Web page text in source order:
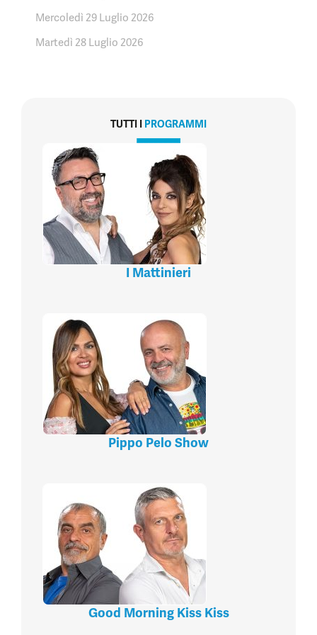
Mercoledì 29 Luglio 2026
Martedì 28 Luglio 2026
TUTTI I PROGRAMMI
I Mattinieri
Pippo Pelo Show
Good Morning Kiss Kiss